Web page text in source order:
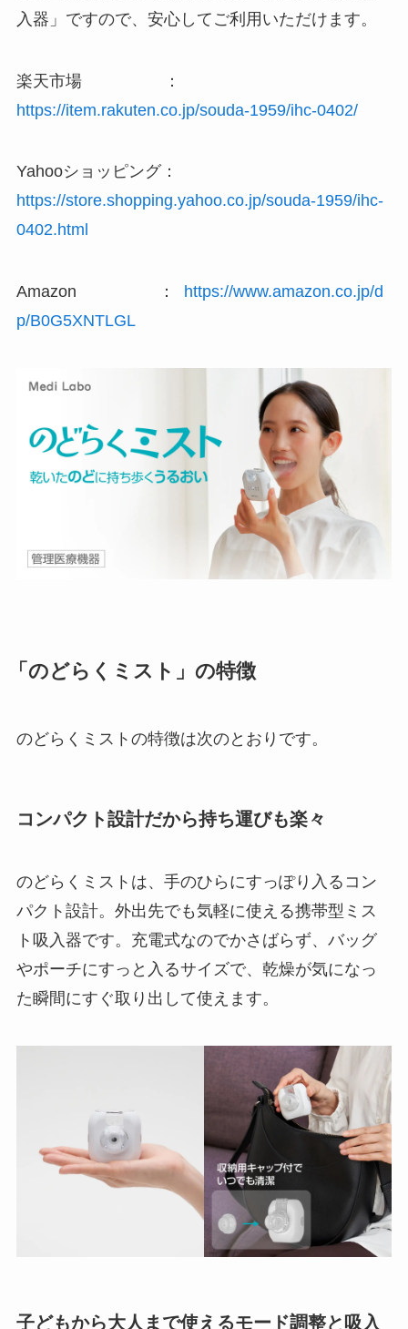
入器」ですので、安心してご利用いただけます。
楽天市場 ：
https://item.rakuten.co.jp/souda-1959/ihc-0402/
Yahooショッピング：
https://store.shopping.yahoo.co.jp/souda-1959/ihc-
0402.html
Amazon ：
https://www.amazon.co.jp/d
p/B0G5XNTLGL
「のどらくミスト」の特徴
のどらくミストの特徴は次のとおりです。
コンパクト設計だから持ち運びも楽々
のどらくミストは、手のひらにすっぽり入るコン
パクト設計。外出先でも気軽に使える携帯型ミス
ト吸入器です。充電式なのでかさばらず、バッグ
やポーチにすっと入るサイズで、乾燥が気になっ
た瞬間にすぐ取り出して使えます。
子どもから大人まで使えるモード調整と吸入